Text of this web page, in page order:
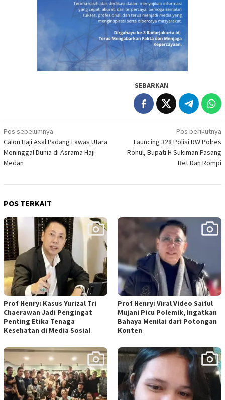
SEBARKAN
Navigasi
pos
Pos sebelumnya
Calon Haji Asal Padang Lawas Utara
Meninggal Dunia di Asrama Haji
Medan
Pos berikutnya
Launcing 328 Polisi RW Polres
Rohul, Bupati H Sukiman Pasang
Bet Dan Rompi
POS TERKAIT
Prof Henry: Kasus Yurizal Tri
Chaerawan Jadi Pengingat
Penting Etika Tenaga
Kesehatan di Media Sosial
Prof Henry: Viral Video Saiful
Mujani Picu Polemik, Ingatkan
Bahaya Menilai dari Potongan
Konten